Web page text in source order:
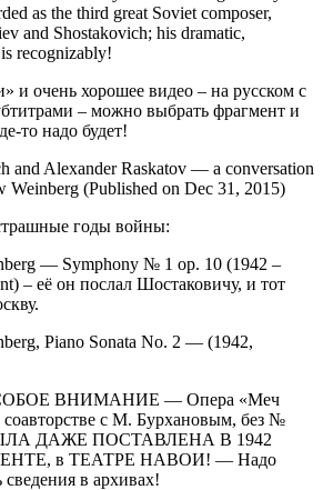
as the third great Soviet composer,
and Shostakovich; his dramatic,
recognizably!
и очень хорошее видео – на русском с
– можно выбрать фрагмент и
то надо будет!
and Alexander Raskatov — a conversation
Weinberg (Published on Dec 31, 2015)
годы войны:
— Symphony № 1 op. 10 (1942 –
– её он послал Шостаковичу, и тот
Piano Sonata No. 2 — (1942,
ВНИМАНИЕ — Опера «Меч
соавторстве с М. Бурхановым, без №
ДАЖЕ ПОСТАВЛЕНА В 1942
в ТЕАТРЕ НАВОИ! — Надо
сведения в архивах!